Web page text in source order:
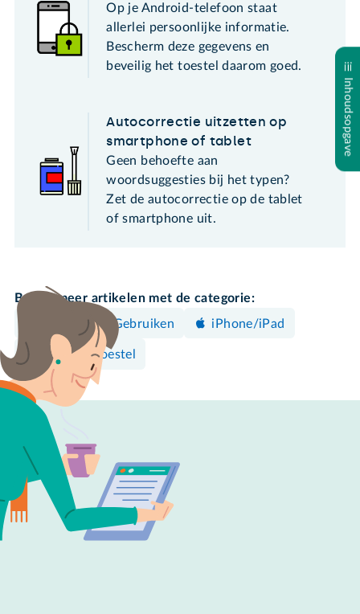
Inhoudsopgave
Op je Android-telefoon staat
allerlei persoonlijke informatie.
Bescherm deze gegevens en
beveilig het toestel daarom goed.
Autocorrectie uitzetten op
smartphone of tablet
Geen behoefte aan
woordsuggesties bij het typen?
Zet de autocorrectie op de tablet
of smartphone uit.
Bekijk meer artikelen met de categorie:
Bedienen & Gebruiken
iPhone/iPad
Android-toestel